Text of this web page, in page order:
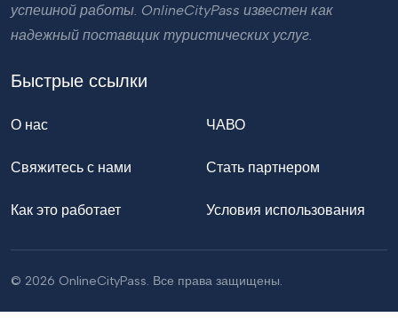
успешной работы. OnlineCityPass известен как
надежный поставщик туристических услуг.
Быстрые ссылки
О нас
Свяжитесь с нами
Как это работает
ЧАВО
Стать партнером
Условия использования
© 2026 OnlineCityPass. Все права защищены.